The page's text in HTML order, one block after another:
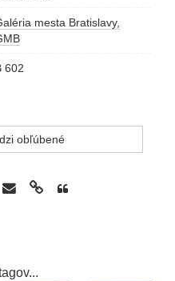
mesta Bratislavy,
602
obľúbené